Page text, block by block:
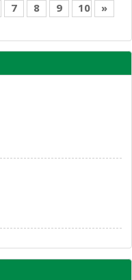
7 8 9 10 »